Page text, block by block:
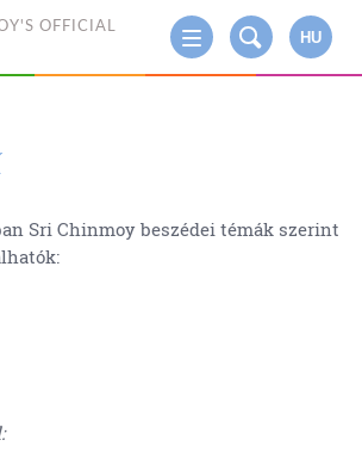
OFFICIAL
HU
Sri Chinmoy beszédei témák szerint